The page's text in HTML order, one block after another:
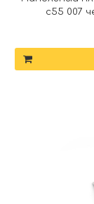
c55 007